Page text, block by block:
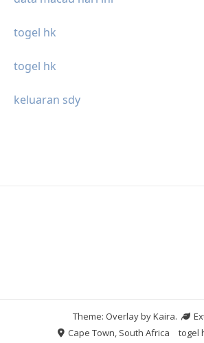
togel hk
togel hk
keluaran sdy
Theme: Overlay byKaira.
Cape Town, South Africa
togel